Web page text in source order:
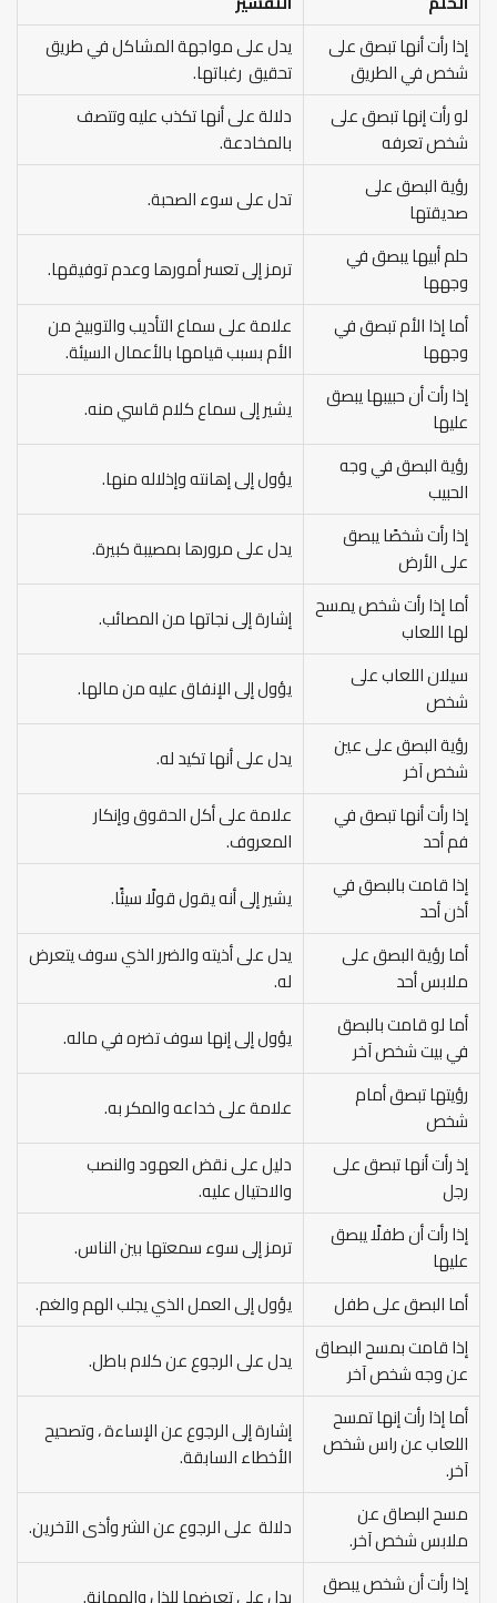
إذا رأت أنها تبصق على
شخص في الطريق
يدل على مواجهة المشاكل في طريق
تحقيق رغباتها.
لو رأت إنها تبصق على
شخص تعرفه
دلالة على أنها تكذب عليه وتتصف
بالمخادعة.
رؤية البصق على
صديقتها
تدل على سوء الصحبة.
حلم أبيها يبصق في
وجهها
ترمز إلى تعسر أمورها وعدم توفيقها.
أما إذا الأم تبصق في
وجهها
علامة على سماع التأديب والتوبيخ من
الأم بسبب قيامها بالأعمال السيئة.
إذا رأت أن حبيبها يبصق
عليها
يشير إلى سماع كلام قاسي منه.
رؤية البصق في وجه
الحبيب
يؤول إلى إهانته وإذلاله منها.
إذا رأت شخصًا يبصق
على الأرض
يدل على مرورها بمصيبة كبيرة.
أما إذا رأت شخص يمسح
لها اللعاب
إشارة إلى نجاتها من المصائب.
سيلان اللعاب على
شخص
يؤول إلى الإنفاق عليه من مالها.
رؤية البصق على عين
شخص آخر
يدل على أنها تكيد له.
إذا رأت أنها تبصق في
فم أحد
علامة على أكل الحقوق وإنكار
المعروف.
إذا قامت بالبصق في
أذن أحد
يشير إلى أنه يقول قولًا سيئًا.
أما رؤية البصق على
ملابس أحد
يدل على أذيته والضرر الذي سوف يتعرض
له.
أما لو قامت بالبصق
في بيت شخص آخر
يؤول إلى إنها سوف تضره في ماله.
رؤيتها تبصق أمام
شخص
علامة على خداعه والمكر به.
إذ رأت أنها تبصق على
رجل
دليل على نقض العهود والنصب
والاحتيال عليه.
إذا رأت أن طفلًا يبصق
عليها
ترمز إلى سوء سمعتها بين الناس.
أما البصق على طفل
يؤول إلى العمل الذي يجلب الهم والغم.
إذا قامت بمسح البصاق
عن وجه شخص آخر
يدل على الرجوع عن كلام باطل.
أما إذا رأت إنها تمسح
اللعاب عن راس شخص
آخر.
إشارة إلى الرجوع عن الإساءة ، وتصحيح
الأخطاء السابقة.
مسح البصاق عن
ملابس شخص آخر.
دلالة على الرجوع عن الشر وأذى الآخرين.
إذا رأت أن شخص يبصق